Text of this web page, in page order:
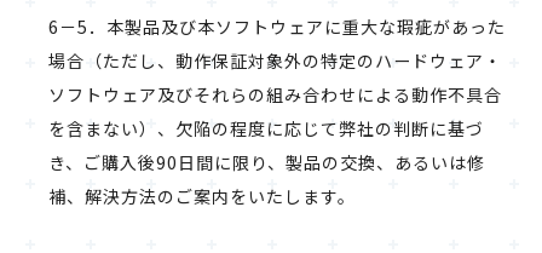
6－5．本製品及び本ソフトウェアに重大な瑕疵があった
場合（ただし、動作保証対象外の特定のハードウェア・
ソフトウェア及びそれらの組み合わせによる動作不具合
を含まない）、欠陥の程度に応じて弊社の判断に基づ
き、ご購入後90日間に限り、製品の交換、あるいは修
補、解決方法のご案内をいたします。